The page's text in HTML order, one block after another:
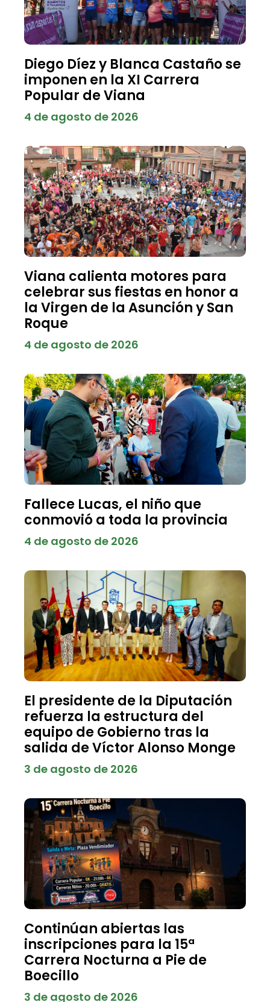
Diego Díez y Blanca Castaño se
imponen en la XI Carrera
Popular de Viana
4 de agosto de 2026
Viana calienta motores para
celebrar sus fiestas en honor a
la Virgen de la Asunción y San
Roque
4 de agosto de 2026
Fallece Lucas, el niño que
conmovió a toda la provincia
4 de agosto de 2026
El presidente de la Diputación
refuerza la estructura del
equipo de Gobierno tras la
salida de Víctor Alonso Monge
3 de agosto de 2026
Continúan abiertas las
inscripciones para la 15ª
Carrera Nocturna a Pie de
Boecillo
3 de agosto de 2026